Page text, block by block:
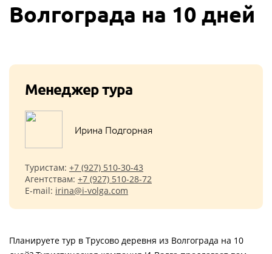
Волгограда на 10 дней
Менеджер тура
Ирина Подгорная
Туристам: +7 (927) 510-30-43
Агентствам: +7 (927) 510-28-72
E-mail: irina@i-volga.com
Планируете тур в Трусово деревня из Волгограда на 10